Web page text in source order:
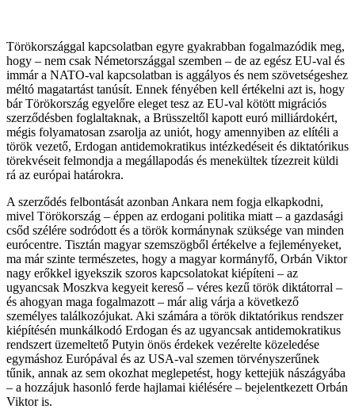
Törökországgal kapcsolatban egyre gyakrabban fogalmazódik meg,
hogy – nem csak Németországgal szemben – de az egész EU-val és
immár a NATO-val kapcsolatban is aggályos és nem szövetségeshez
méltó magatartást tanúsít. Ennek fényében kell értékelni azt is, hogy
bár Törökország egyelőre eleget tesz az EU-val kötött migrációs
szerződésben foglaltaknak, a Brüsszeltől kapott euró milliárdokért,
mégis folyamatosan zsarolja az uniót, hogy amennyiben az elítéli a
török vezető, Erdogan antidemokratikus intézkedéseit és diktatórikus
törekvéseit felmondja a megállapodás és menekültek tízezreit küldi
rá az európai határokra.
A szerződés felbontását azonban Ankara nem fogja elkapkodni,
mivel Törökország – éppen az erdogani politika miatt – a gazdasági
csőd szélére sodródott és a török kormánynak szüksége van minden
eurócentre. Tisztán magyar szemszögből értékelve a fejleményeket,
ma már szinte természetes, hogy a magyar kormányfő, Orbán Viktor
nagy erőkkel igyekszik szoros kapcsolatokat kiépíteni – az
ugyancsak Moszkva kegyeit kereső – véres kezű török diktátorral –
és ahogyan maga fogalmazott – már alig várja a következő
személyes találkozójukat. Aki számára a török diktatórikus rendszer
kiépítésén munkálkodó Erdogan és az ugyancsak antidemokratikus
rendszert üzemeltető Putyin önös érdekek vezérelte közeledése
egymáshoz Európával és az USA-val szemen törvényszerűnek
tűnik, annak az sem okozhat meglepetést, hogy kettejük nászágyába
– a hozzájuk hasonló ferde hajlamai kiélésére – bejelentkezett Orbán
Viktor is.